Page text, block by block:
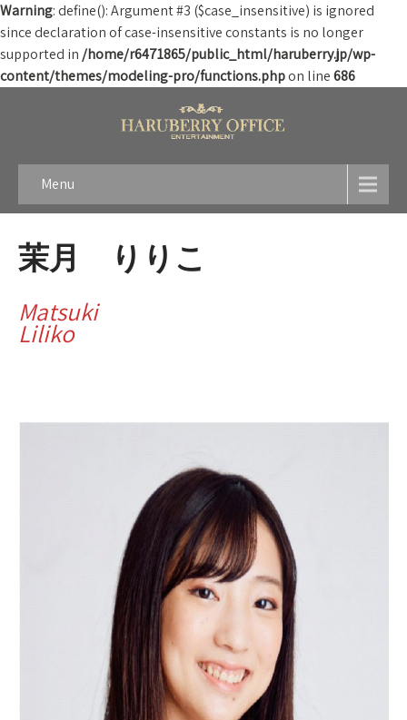
Warning: define(): Argument #3 ($case_insensitive) is ignored
since declaration of case-insensitive constants is no longer
supported in /home/r6471865/public_html/haruberry.jp/wp-
content/themes/modeling-pro/functions.phpon line686
Menu
茉月 りりこ
Matsuki
Liliko